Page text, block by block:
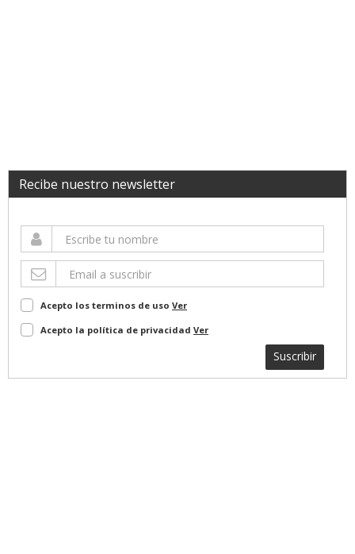
Recibe nuestro newsletter
Acepto los terminos de uso Ver
Acepto la política de privacidad Ver
Suscribir